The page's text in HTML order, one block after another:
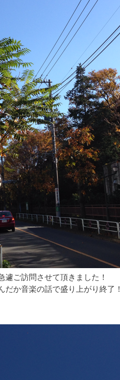
遽ご訪問させて頂きました！
か音楽の話で盛り上がり終了！